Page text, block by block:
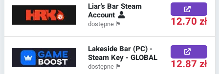
Liar's Bar Steam
Account
dostępne 🏴 12.70 zł
Lakeside Bar (PC) -
Steam Key - GLOBAL
dostępne 🏴 12.87 zł